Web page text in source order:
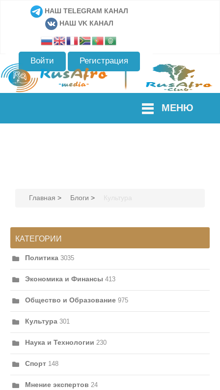
НАШ TELEGRAM КАНАЛ
НАШ VK КАНАЛ
Войти Регистрация
МЕНЮ
Главная > Блоги > Культура
КАТЕГОРИИ
Политика 3035
Экономика и Финансы 413
Общество и Образование 975
Культура 301
Наука и Технологии 230
Спорт 148
Мнение экспертов 24